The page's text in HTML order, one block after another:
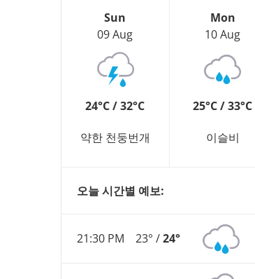
Sun
09 Aug
24°C / 32°C
약한 천둥번개
Mon
10 Aug
25°C / 33°C
이슬비
오늘 시간별 예보:
21:30 PM 23° /24°